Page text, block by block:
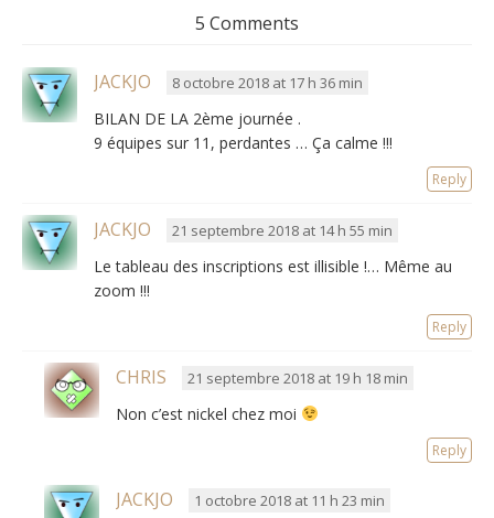
5 Comments
JACKJO 8 octobre 2018 at 17 h 36 min
BILAN DE LA 2ème journée .
9 équipes sur 11, perdantes … Ça calme !!!
Reply
JACKJO 21 septembre 2018 at 14 h 55 min
Le tableau des inscriptions est illisible !… Même au
zoom !!!
Reply
CHRIS 21 septembre 2018 at 19 h 18 min
Non c’est nickel chez moi
Reply
JACKJO 1 octobre 2018 at 11 h 23 min